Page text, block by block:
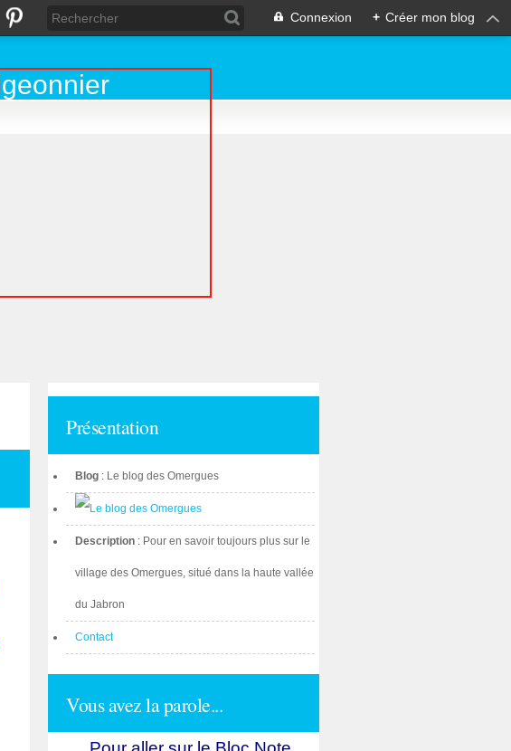
Connexion + Créer mon blog
Présentation
Blog : Le blog des Omergues
Description : Pour en savoir toujours plus sur le
village des Omergues, situé dans la haute vallée
du Jabron
Contact
Vous avez la parole...